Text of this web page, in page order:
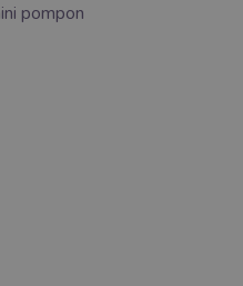
pompon